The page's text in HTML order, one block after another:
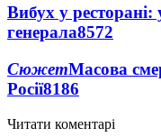
Вибух у
генерала8572
СюжетМасова
Росії8186
Читати коментарі